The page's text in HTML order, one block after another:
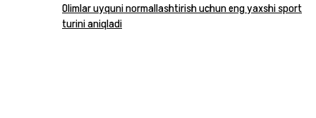
Olimlar uyquni normallashtirish uchun eng yaxshi sport
turini aniqladi